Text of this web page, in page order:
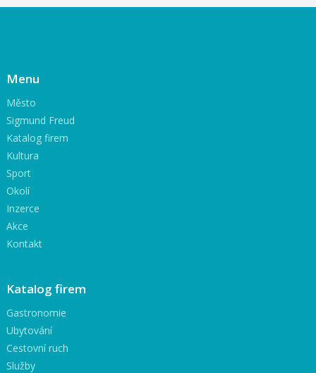
Menu
Město
Sigmund Freud
Katalog firem
Kultura
Sport
Okolí
Inzerce
Akce
Kontakt
Katalog firem
Gastronomie
Ubytování
Cestovní ruch
Služby